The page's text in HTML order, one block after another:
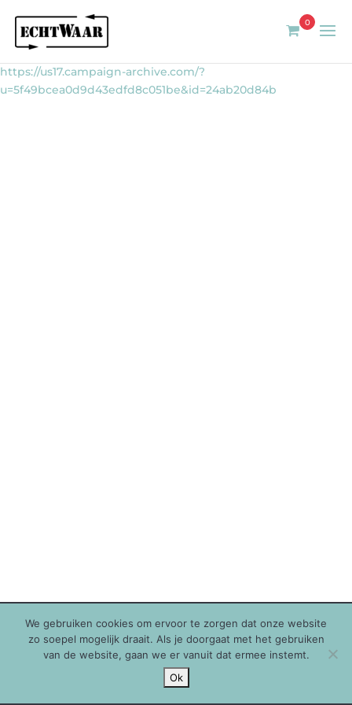
0
https://us17.campaign-archive.com/?
u=5f49bcea0d9d43edfd8c051be&id=24ab20d84b
We gebruiken cookies om ervoor te zorgen dat onze website
zo soepel mogelijk draait. Als je doorgaat met het gebruiken
van de website, gaan we er vanuit dat ermee instemt.
Ok